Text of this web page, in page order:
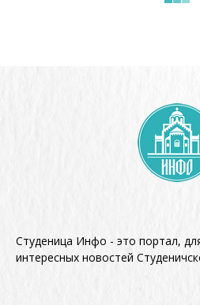
Студеница Инфо - это портал,
интересных новостей